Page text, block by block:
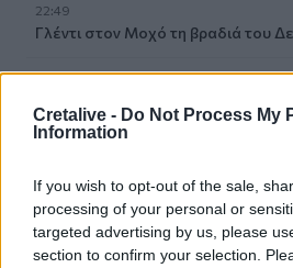
Cretalive - Do Not Process My
Information
If you wish to opt-out of the sale,
processing of your personal or
targeted advertising by us, please
section to confirm your selection.
22:49
Γλέντι στον Μοχό τη βραδιά του
ΣΥΡΙΖΑ-ΠΣ για Νίκο
τέχνη μακριά από συμβάσεις και
Challenge ανηλίκων μέσα σε
Πεντέλης - Βάζουν φωτιά και μετά
σβήσουν (Βίντεο)